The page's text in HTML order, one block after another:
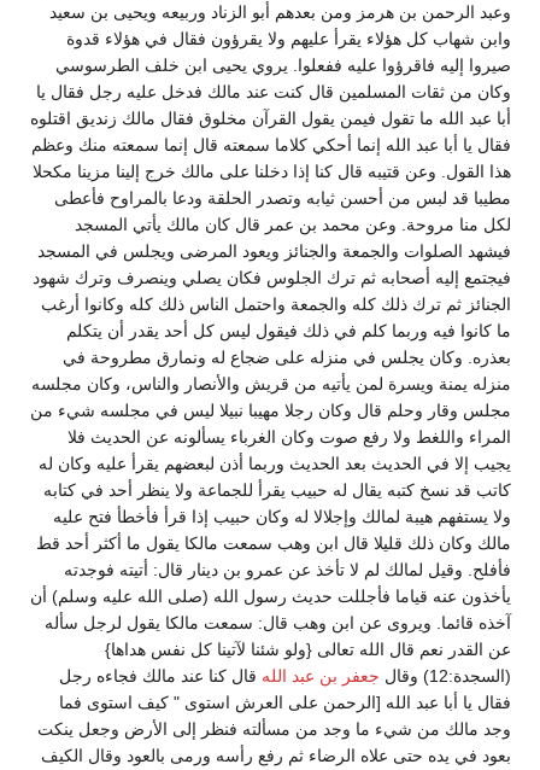
وعبد الرحمن بن هرمز ومن بعدهم أبو الزناد وربيعه ويحيى بن سعيد
وابن شهاب كل هؤلاء يقرأ عليهم ولا يقرؤون فقال في هؤلاء قدوة
صيروا إليه فاقرؤوا عليه ففعلوا. يروي يحيى ابن خلف الطرسوسي
وكان من ثقات المسلمين قال كنت عند مالك فدخل عليه رجل فقال يا
أبا عبد الله ما تقول فيمن يقول القرآن مخلوق فقال مالك زنديق اقتلوه
فقال يا أبا عبد الله إنما أحكي كلاما سمعته قال إنما سمعته منك وعظم
هذا القول. وعن قتيبه قال كنا إذا دخلنا على مالك خرج إلينا مزينا مكحلا
مطيبا قد لبس من أحسن ثيابه وتصدر الحلقة ودعا بالمراوح فأعطى
لكل منا مروحة. وعن محمد بن عمر قال كان مالك يأتي المسجد
فيشهد الصلوات والجمعة والجنائز ويعود المرضى ويجلس في المسجد
فيجتمع إليه أصحابه ثم ترك الجلوس فكان يصلي وينصرف وترك شهود
الجنائز ثم ترك ذلك كله والجمعة واحتمل الناس ذلك كله وكانوا أرغب
ما كانوا فيه وربما كلم في ذلك فيقول ليس كل أحد يقدر أن يتكلم
بعذره. وكان يجلس في منزله على ضجاع له ونمارق مطروحة في
منزله يمنة ويسرة لمن يأتيه من قريش والأنصار والناس، وكان مجلسه
مجلس وقار وحلم قال وكان رجلا مهيبا نبيلا ليس في مجلسه شيء من
المراء واللغط ولا رفع صوت وكان الغرباء يسألونه عن الحديث فلا
يجيب إلا في الحديث بعد الحديث وربما أذن لبعضهم يقرأ عليه وكان له
كاتب قد نسخ كتبه يقال له حبيب يقرأ للجماعة ولا ينظر أحد في كتابه
ولا يستفهم هيبة لمالك وإجلالا له وكان حبيب إذا قرأ فأخطأ فتح عليه
مالك وكان ذلك قليلا قال ابن وهب سمعت مالكا يقول ما أكثر أحد قط
فأفلح. وقيل لمالك لم لا تأخذ عن عمرو بن دينار قال: أتيته فوجدته
يأخذون عنه قياما فأجللت حديث رسول الله (صلى الله عليه وسلم) أن
آخذه قائما. ويروى عن ابن وهب قال: سمعت مالكا يقول لرجل سأله
عن القدر نعم قال الله تعالى {ولو شئنا لآتينا كل نفس هداها}
(السجدة:12) وقال
جعفر بن عبد الله قال كنا عند مالك فجاءه رجل
فقال يا أبا عبد الله [الرحمن على العرش استوى " كيف استوى فما
وجد مالك من شيء ما وجد من مسألته فنظر إلى الأرض وجعل ينكت
بعود في يده حتى علاه الرضاء ثم رفع رأسه ورمى بالعود وقال الكيف